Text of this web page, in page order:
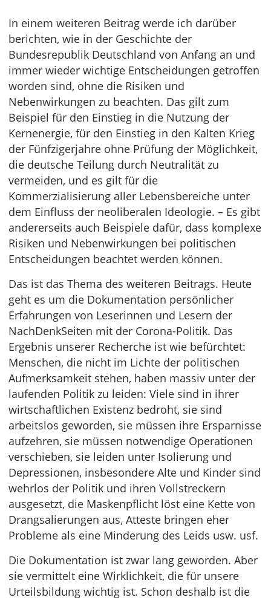
In einem weiteren Beitrag werde ich darüber
berichten, wie in der Geschichte der
Bundesrepublik Deutschland von Anfang an und
immer wieder wichtige Entscheidungen getroffen
worden sind, ohne die Risiken und
Nebenwirkungen zu beachten. Das gilt zum
Beispiel für den Einstieg in die Nutzung der
Kernenergie, für den Einstieg in den Kalten Krieg
der Fünfzigerjahre ohne Prüfung der Möglichkeit,
die deutsche Teilung durch Neutralität zu
vermeiden, und es gilt für die
Kommerzialisierung aller Lebensbereiche unter
dem Einfluss der neoliberalen Ideologie. – Es gibt
andererseits auch Beispiele dafür, dass komplexe
Risiken und Nebenwirkungen bei politischen
Entscheidungen beachtet werden können.
Das ist das Thema des weiteren Beitrags. Heute
geht es um die Dokumentation persönlicher
Erfahrungen von Leserinnen und Lesern der
NachDenkSeiten mit der Corona-Politik. Das
Ergebnis unserer Recherche ist wie befürchtet:
Menschen, die nicht im Lichte der politischen
Aufmerksamkeit stehen, haben massiv unter der
laufenden Politik zu leiden: Viele sind in ihrer
wirtschaftlichen Existenz bedroht, sie sind
arbeitslos geworden, sie müssen ihre Ersparnisse
aufzehren, sie müssen notwendige Operationen
verschieben, sie leiden unter Isolierung und
Depressionen, insbesondere Alte und Kinder sind
wehrlos der Politik und ihren Vollstreckern
ausgesetzt, die Maskenpflicht löst eine Kette von
Drangsalierungen aus, Atteste bringen eher
Probleme als eine Minderung des Leids usw. usf.
Die Dokumentation ist zwar lang geworden. Aber
sie vermittelt eine Wirklichkeit, die für unsere
Urteilsbildung wichtig ist. Schon deshalb ist die